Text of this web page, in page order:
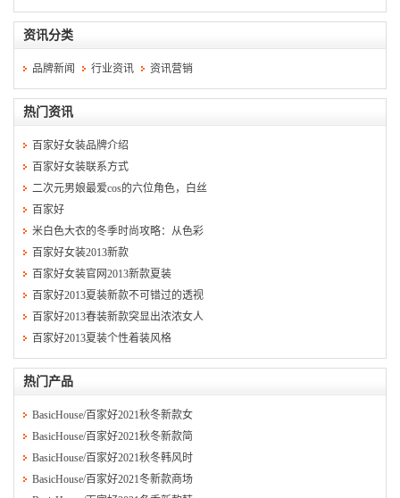
资讯分类
品牌新闻 行业资讯 资讯营销
热门资讯
百家好女装品牌介绍
百家好女装联系方式
二次元男娘最爱cos的六位角色，白丝
百家好
米白色大衣的冬季时尚攻略：从色彩
百家好女装2013新款
百家好女装官网2013新款夏装
百家好2013夏装新款不可错过的透视
百家好2013春装新款突显出浓浓女人
百家好2013夏装个性着装风格
热门产品
BasicHouse/百家好2021秋冬新款女
BasicHouse/百家好2021秋冬新款简
BasicHouse/百家好2021秋冬韩风时
BasicHouse/百家好2021冬新款商场